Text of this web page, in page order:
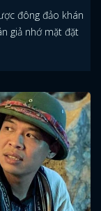
đông đảo khán
giả nhớ mặt đặt